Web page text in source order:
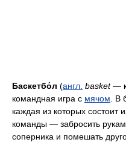
Баскетбо́л (англ. basket—
командная игра с мячом. В
каждая из которых состоит
команды — забросить
соперника и помешать